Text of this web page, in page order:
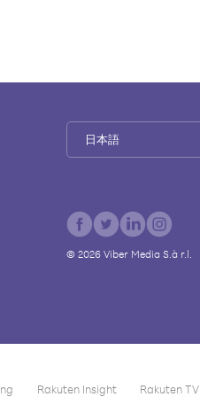
日本語
© 2026 Viber Media S.à r.l.
Rakuten Insight Rakuten TV